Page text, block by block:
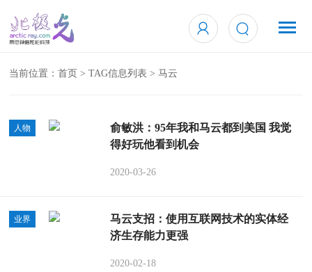
当前位置：首页 > TAG信息列表 > 马云
人物
俞敏洪：95年我和马云都到美国 我觉
得好玩他看到机会
2020-03-26
业界
马云支招：使用互联网技术的实体经
济生存能力更强
2020-02-18